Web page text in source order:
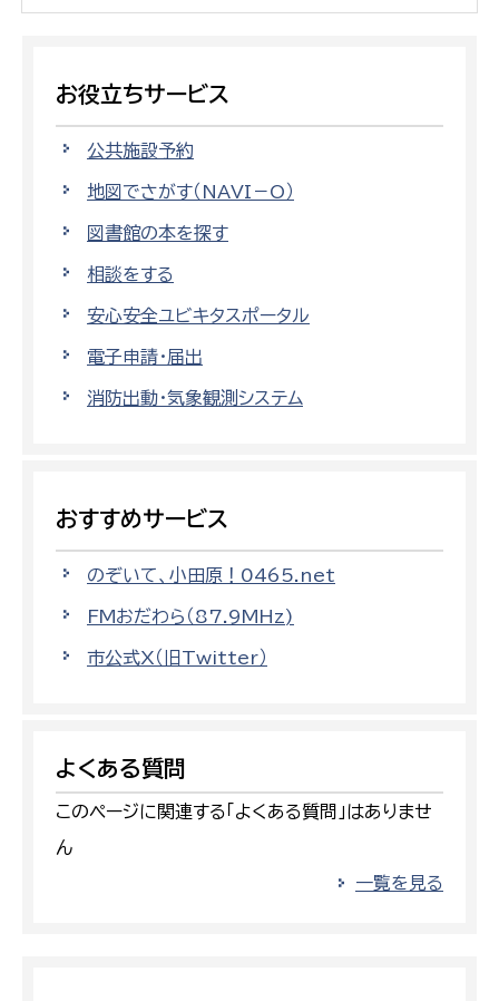
お役立ちサービス
公共施設予約
地図でさがす（NAVI－O）
図書館の本を探す
相談をする
安心安全ユビキタスポータル
電子申請・届出
消防出動・気象観測システム
おすすめサービス
のぞいて、小田原！0465.net
FMおだわら（87.9MHz)
市公式X（旧Twitter）
よくある質問
このページに関連する「よくある質問」はありませ
ん
一覧を見る